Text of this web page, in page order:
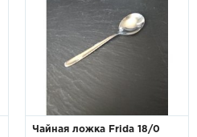
Чайная ложка Frida 18/0